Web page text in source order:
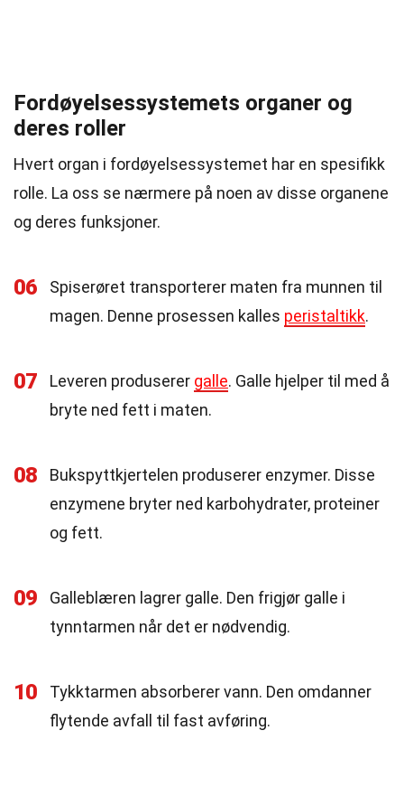
Fordøyelsessystemets organer og
deres roller
Hvert organ i fordøyelsessystemet har en spesifikk
rolle. La oss se nærmere på noen av disse organene
og deres funksjoner.
06
Spiserøret transporterer maten fra munnen til
magen. Denne prosessen kalles peristaltikk.
07 Leveren produserer galle. Galle hjelper til med å
bryte ned fett i maten.
08
Bukspyttkjertelen produserer enzymer. Disse
enzymene bryter ned karbohydrater, proteiner
og fett.
09
Galleblæren lagrer galle. Den frigjør galle i
tynntarmen når det er nødvendig.
10
Tykktarmen absorberer vann. Den omdanner
flytende avfall til fast avføring.